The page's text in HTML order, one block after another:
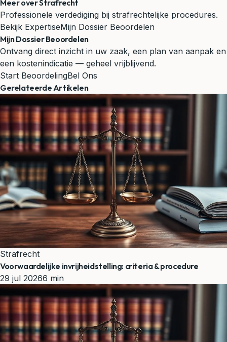
Meer over Strafrecht
Professionele verdediging bij strafrechtelijke procedures.
Bekijk ExpertiseMijn Dossier Beoordelen
Mijn Dossier Beoordelen
Ontvang direct inzicht in uw zaak, een plan van aanpak en
een kostenindicatie — geheel vrijblijvend.
Start BeoordelingBel Ons
Gerelateerde Artikelen
Strafrecht
Voorwaardelijke invrijheidstelling: criteria & procedure
29 jul 20266 min